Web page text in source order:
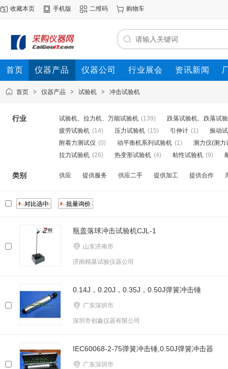
收藏本页 手机版 二维码 购物车
首页 仪器产品 仪器公司 行业展会 资讯新闻
首页 > 仪器产品 > 试验机 > 冲击试验机
行业 试验机、拉力机、万能试验机 (139)
跌落试验机、跌落试
疲劳试验机 (14) 压力试验机 (15) 引伸计 (1)
振动
附着力测试仪 (0) 动平衡机系列试验机 (1)
测力仪(测力
拉力试验机 (26) 热变形试验机 (4) 粘性试验机 (9)
类别 供应 提供服务 供应二手 提供加工 提供合作
瓶盖落球冲击试验机CJL-1
山东济南市
济南精基试验仪器公司
0.14J，0.20J，0.35J，0.50J弹簧冲击锤
广东深圳市
深圳市创鑫仪器有限公司
IEC60068-2-75弹簧冲击锤,0.50J弹簧冲击器
广东深圳市